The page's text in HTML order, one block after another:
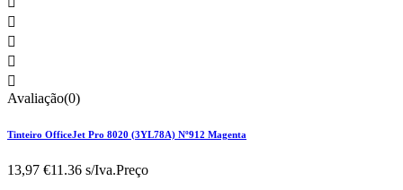




Avaliação(0)
Tinteiro OfficeJet Pro 8020 (3YL78A) Nº912 Magenta
13,97 €11.36 s/Iva.Preço